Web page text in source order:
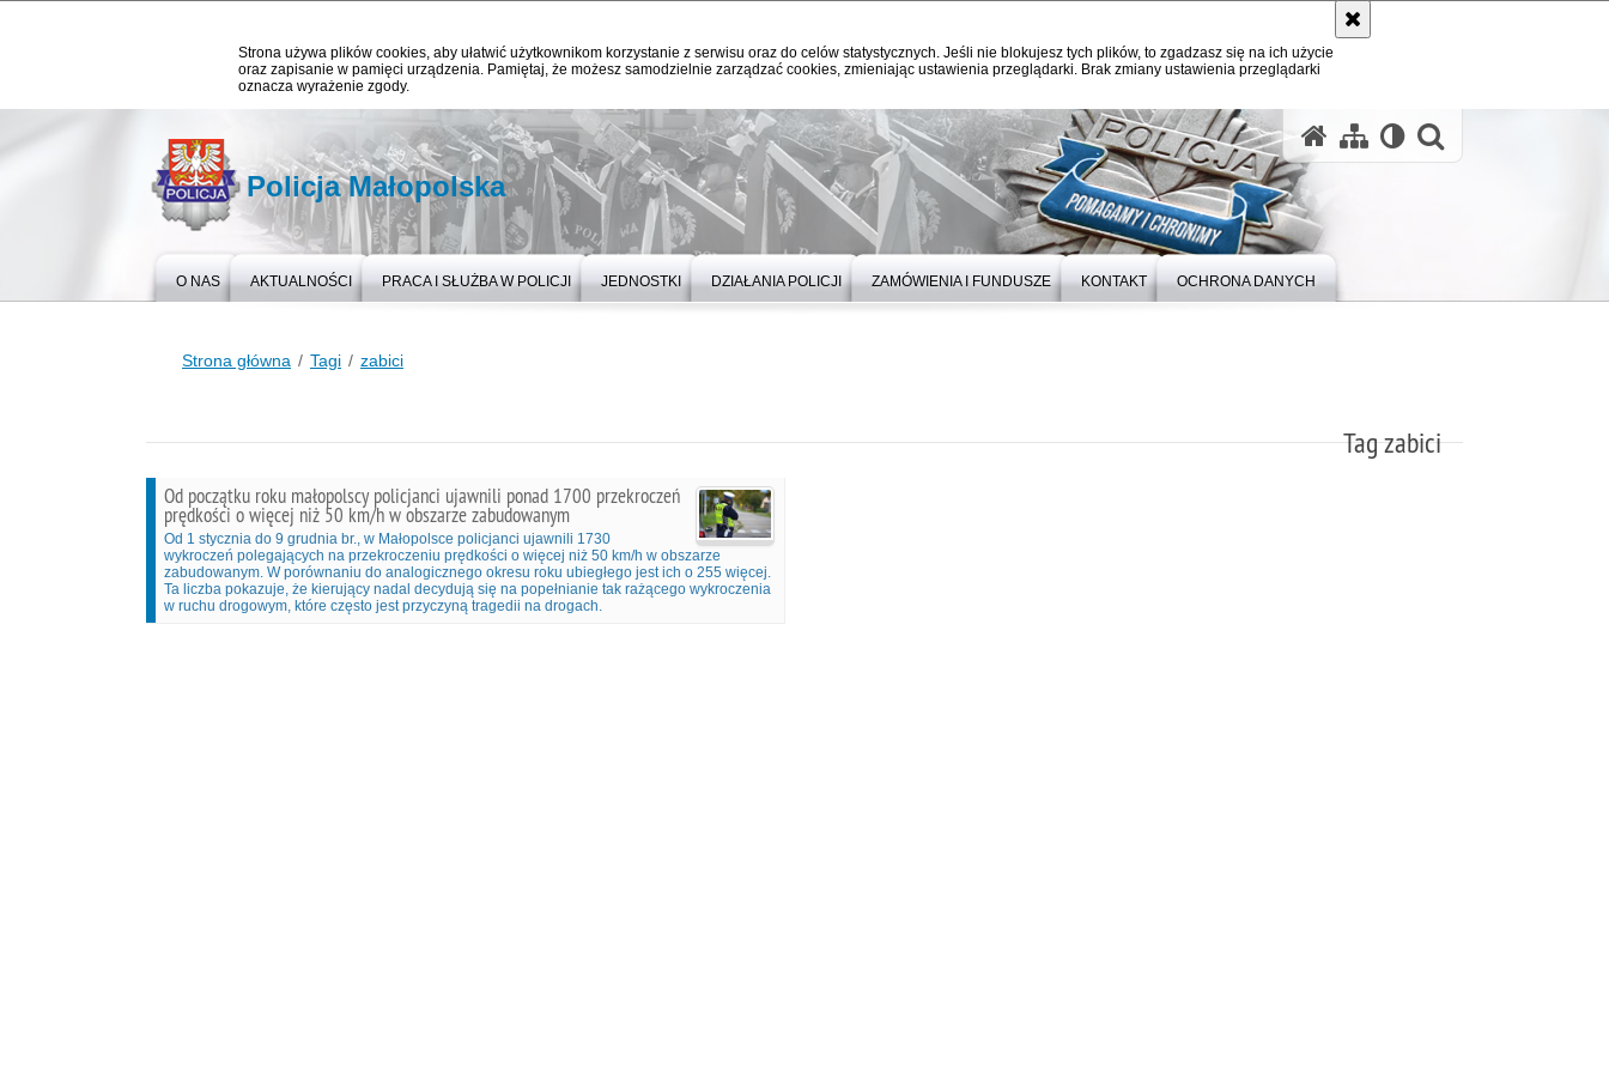
Strona używa plików cookies, aby ułatwić użytkownikom korzystanie z serwisu oraz do celów statystycznych. Jeśli nie blokujesz tych plików, to zgadzasz się na ich użycie
oraz zapisanie w pamięci urządzenia. Pamiętaj, że możesz samodzielnie zarządzać cookies, zmieniając ustawienia przeglądarki. Brak zmiany ustawienia przeglądarki
oznacza wyrażenie zgody.
Policja Małopolska
O NAS AKTUALNOŚCI PRACA I SŁUŻBA W POLICJI JEDNOSTKI DZIAŁANIA POLICJI ZAMÓWIENIA I FUNDUSZE KONTAKT OCHRONA DANYCH
Strona główna Tagi zabici
Tag zabici
Od początku roku małopolscy policjanci ujawnili ponad 1700 przekroczeń
prędkości o więcej niż 50 km/h w obszarze zabudowanym
Od 1 stycznia do 9 grudnia br., w Małopolsce policjanci ujawnili 1730
wykroczeń polegających na przekroczeniu prędkości o więcej niż 50 km/h w obszarze
zabudowanym. W porównaniu do analogicznego okresu roku ubiegłego jest ich o 255 więcej.
Ta liczba pokazuje, że kierujący nadal decydują się na popełnianie tak rażącego wykroczenia
w ruchu drogowym, które często jest przyczyną tragedii na drogach.